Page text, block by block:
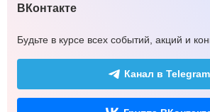
ВКонтакте
Будьте в курсе всех событий, акций и
Канал в Telegram